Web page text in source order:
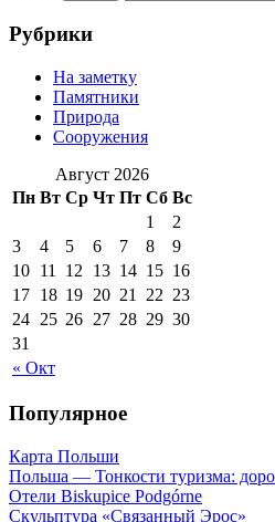
Рубрики
На заметку
Памятники
Природа
Сооружения
Август 2026
Пн Вт Ср Чт Пт Сб Вс
« Окт
1
2
3
4 5 6 7 8
9
10 11 12 13 14 15 16
17 18 19 20 21 22 23
24 25 26 27 28 29 30
31
Популярное
Карта Польши
Польша — Тонкости туризма:
Отели Biskupice Podgórne
Скульптура «Связанный Эрос»